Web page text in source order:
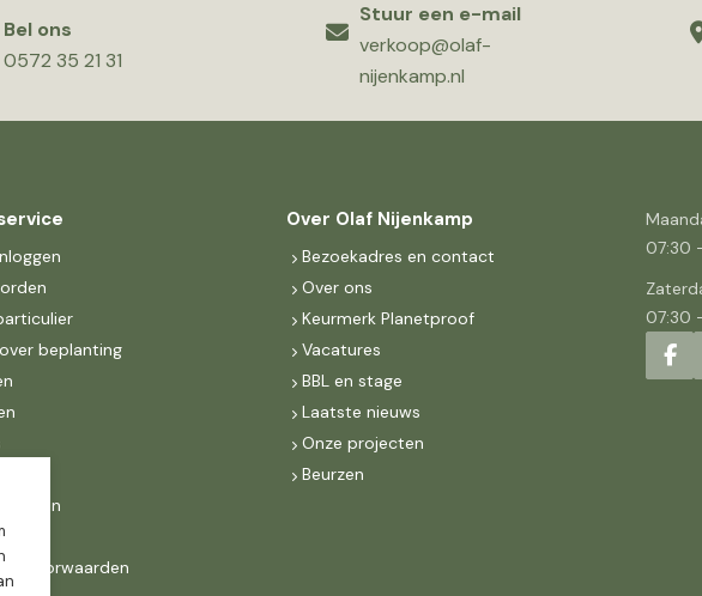
Bel ons
0572 35 21 31
Stuur een e-mail
verkoop@olaf-
nijenkamp.nl
beplanting
Groen
voorwaarden
Over Olaf Nijenkamp
Bezoekadres en contact
Over ons
Keurmerk Planetproof
Vacatures
BBL en stage
Laatste nieuws
Onze projecten
Beurzen
07:30
07:30